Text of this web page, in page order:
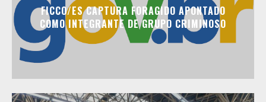
FICCO/ES CAPTURA FORAGIDO APONTADO
COMO INTEGRANTE DE GRUPO CRIMINOSO